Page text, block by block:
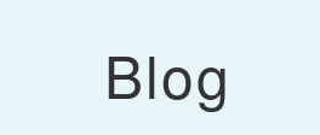
Blog